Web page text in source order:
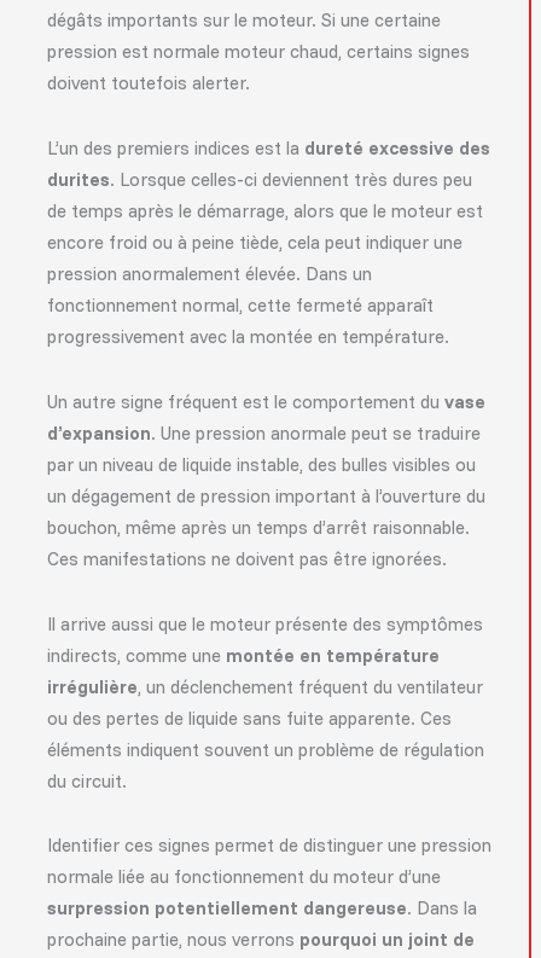
dégâts importants sur le moteur. Si une certaine
pression est normale moteur chaud, certains signes
doivent toutefois alerter.
L’un des premiers indices est la dureté excessive des
durites. Lorsque celles-ci deviennent très dures peu
de temps après le démarrage, alors que le moteur est
encore froid ou à peine tiède, cela peut indiquer une
pression anormalement élevée. Dans un
fonctionnement normal, cette fermeté apparaît
progressivement avec la montée en température.
Un autre signe fréquent est le comportement duvase
d’expansion. Une pression anormale peut se traduire
par un niveau de liquide instable, des bulles visibles ou
un dégagement de pression important à l’ouverture du
bouchon, même après un temps d’arrêt raisonnable.
Ces manifestations ne doivent pas être ignorées.
Il arrive aussi que le moteur présente des symptômes
indirects, comme une montée en température
irrégulière, un déclenchement fréquent du ventilateur
ou des pertes de liquide sans fuite apparente. Ces
éléments indiquent souvent un problème de régulation
du circuit.
Identifier ces signes permet de distinguer une pression
normale liée au fonctionnement du moteur d’une
surpression potentiellement dangereuse. Dans la
prochaine partie, nous verrons pourquoi un joint de